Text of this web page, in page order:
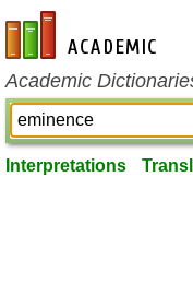
en-academic.com
Academic
Interpretations